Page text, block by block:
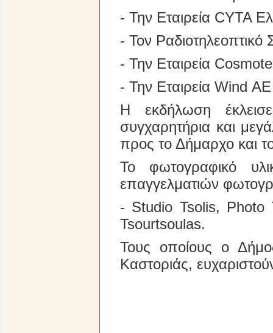
- Την Εταιρεία CYTA
- Τον Ραδιοτηλεοπτικό
- Την Εταιρεία
- Την Εταιρεία Wind ΑΕ
Η εκδήλωση
συγχαρητήρια και
προς το Δήμαρχο και
Το φωτογραφικό
επαγγελματιών
- Studio Tsolis, Photo
Tsourtsoulas.
Τους οποίους ο
Καστοριάς,